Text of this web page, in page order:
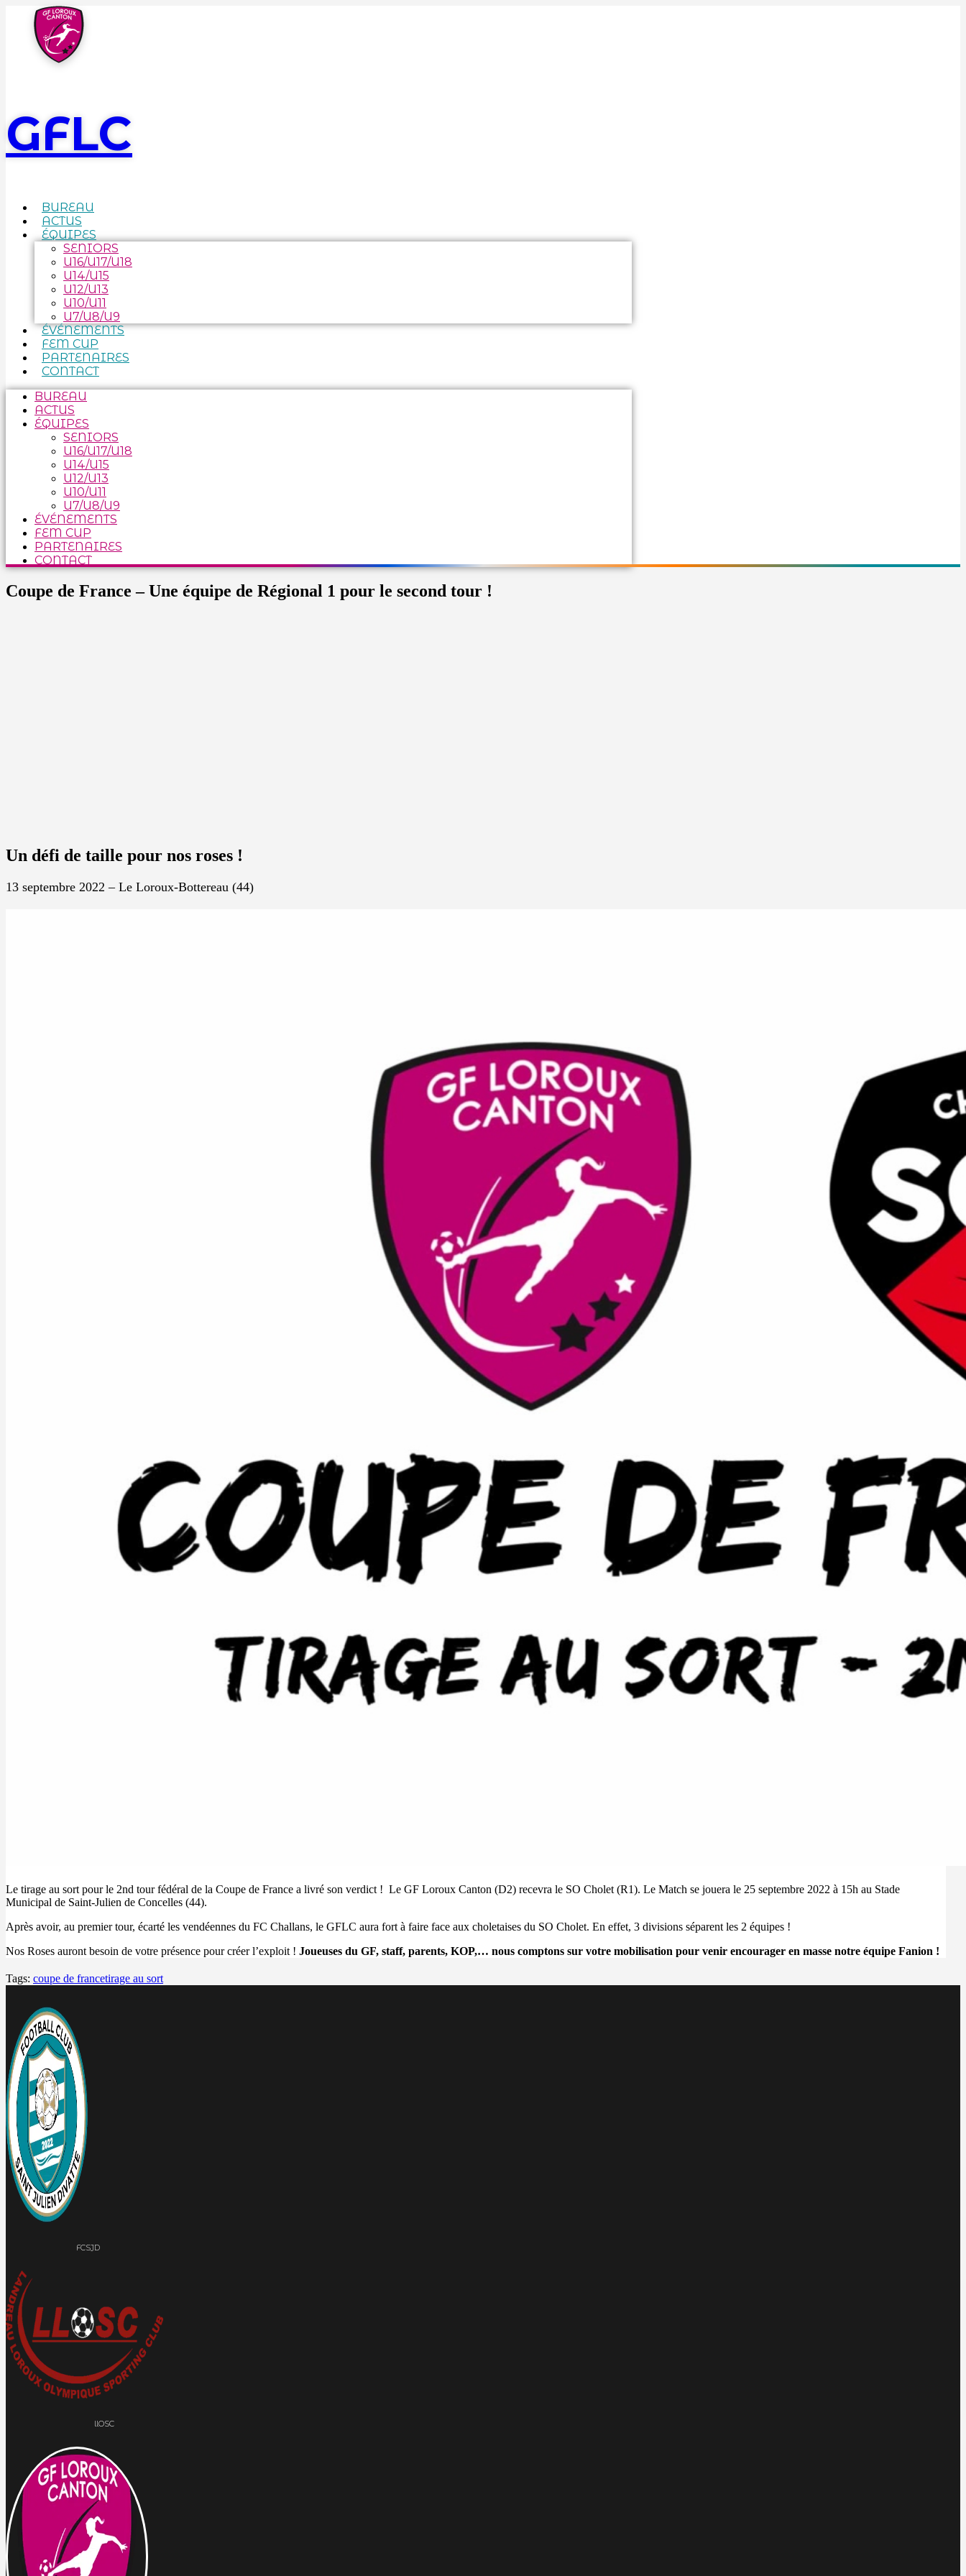
GFLC
BUREAU
ACTUS
ÉQUIPES
SENIORS
U16/U17/U18
U14/U15
U12/U13
U10/U11
U7/U8/U9
ÉVÉNEMENTS
FEM CUP
PARTENAIRES
CONTACT
BUREAU
ACTUS
ÉQUIPES
SENIORS
U16/U17/U18
U14/U15
U12/U13
U10/U11
U7/U8/U9
ÉVÉNEMENTS
FEM CUP
PARTENAIRES
CONTACT
Coupe de France – Une équipe de Régional 1 pour le second tour !
Un défi de taille pour nos roses !
13 septembre 2022 – Le Loroux-Bottereau (44)
Le tirage au sort pour le 2nd tour fédéral de la Coupe de France a livré son verdict ! Le GF Loroux Canton (D2) recevra le SO Cholet (R1). Le Match se jouera le 25 septembre 2022 à 15h au Stade
Municipal de Saint-Julien de Concelles (44).
Après avoir, au premier tour, écarté les vendéennes du FC Challans, le GFLC aura fort à faire face aux choletaises du SO Cholet. En effet, 3 divisions séparent les 2 équipes !
Nos Roses auront besoin de votre présence pour créer l’exploit ! Joueuses du GF, staff, parents, KOP,… nous comptons sur votre mobilisation pour venir encourager en masse notre équipe Fanion !
Tags: coupe de francetirage au sort
FCSJD
llOSC